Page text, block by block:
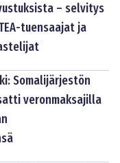
– selvitys
tuensaajat ja
Somalijärjestön
veronmaksajilla